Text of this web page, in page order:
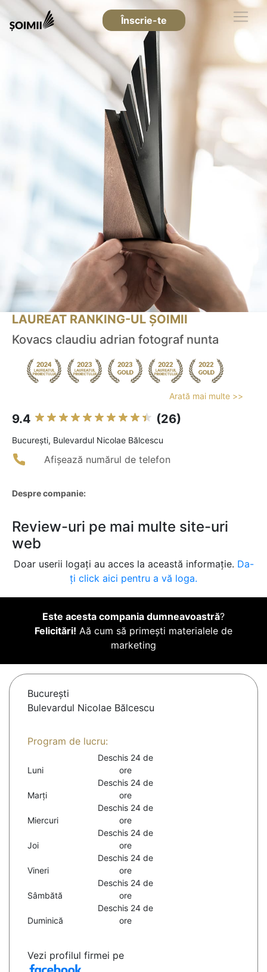
Înscrie-te
LAUREAT RANKING-UL ȘOIMII
Kovacs claudiu adrian fotograf nunta
Arată mai multe >>
9.4 (26)
Bucureşti, Bulevardul Nicolae Bălcescu
Afișează numărul de telefon
Despre companie:
Review-uri pe mai multe site-uri
web
Doar userii logați au acces la această informație. Da-
ți click aici pentru a vă loga.
Este acesta compania dumneavoastră?
Felicitări! Aă cum să primești materialele de
marketing
Bucureşti
Bulevardul Nicolae Bălcescu
Program de lucru:
Luni
Deschis 24 de
ore
Marți
Deschis 24 de
ore
Miercuri
Deschis 24 de
ore
Joi
Deschis 24 de
ore
Vineri
Deschis 24 de
ore
Sâmbătă
Deschis 24 de
ore
Duminică
Deschis 24 de
ore
Vezi profilul firmei pe